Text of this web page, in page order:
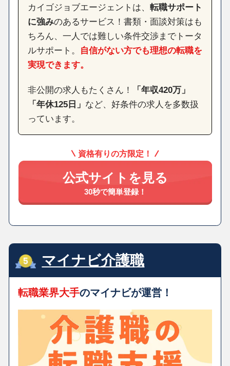
カイゴジョブエージェントは、 転職サポート
に強みのあるサービス！書類・面談対策はも
ちろん、一人では難しい条件交渉までトータ
ルサポート。
自信がない方でも理想の転職を
実現できます。
非公開の求人もたくさん！
「年収420万」
「年休125日」 など、好条件の求人を多数扱
っています。
資格有りの方限定！
公式サイトを見る
30秒で簡単登録！
マイナビ介護職
転職業界大手のマイナビが運営！